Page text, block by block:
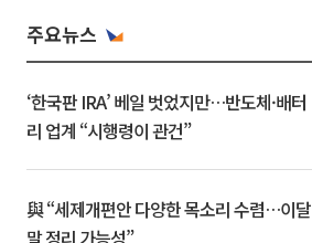
주요뉴스
‘한국판 IRA’ 베일 벗었지만…반도체·배터
리 업계 “시행령이 관건”
與 “세제개편안 다양한 목소리 수렴…이달
말 정리 가능성”